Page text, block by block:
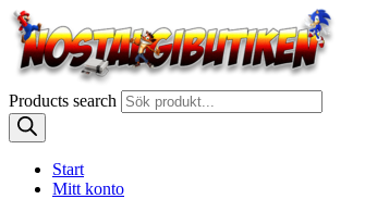
Products search
Start
Mitt konto